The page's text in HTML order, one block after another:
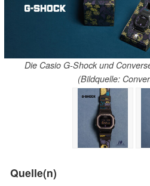
Die Casio G-Shock und
(Bildquelle:
Quelle(n)